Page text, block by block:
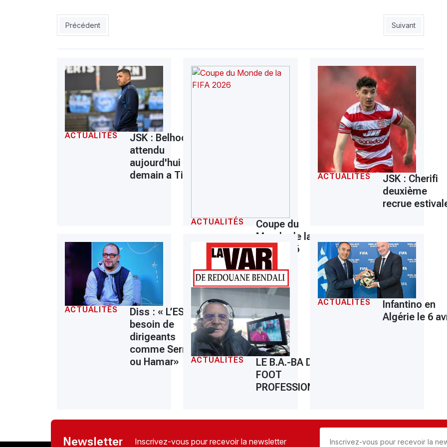
Article précédent : MCA : Ouali, lhomme clé de la fin de saison
Précédent Article suivant :
Suivant
ACTUALITÉS
JSK : Belhocine
attendu
aujourd'hui ou
demain a Tizi
ACTUALITÉS
Coupe du
Monde de la
FIFA 2026
ACTUALITÉS
JSK : Cherifi
deuxième
recrue
ACTUALITÉS
Diss : « L’ESS a
besoin de
dirigeants
comme Serrar
ou Hamar»
ACTUALITÉS
LE B.A.-BA DU
FOOT
PROFESSIONNEL
ACTUALITÉS
Infantino en
Algérie le 6
Newsletter Inscrivez-vous pour recevoir la newsletter